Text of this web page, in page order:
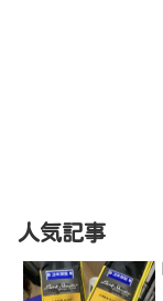
人気記事